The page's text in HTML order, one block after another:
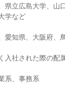
県立広島大学、
学など
愛知県、大阪府、
社された際の配
系、事務系